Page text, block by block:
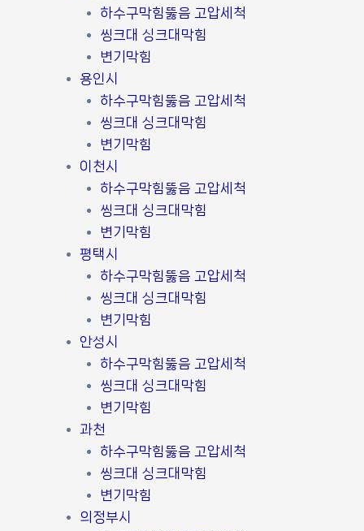
하수구막힘뚫음 고압세척
씽크대 싱크대막힘
변기막힘
용인시
하수구막힘뚫음 고압세척
씽크대 싱크대막힘
변기막힘
이천시
하수구막힘뚫음 고압세척
씽크대 싱크대막힘
변기막힘
평택시
하수구막힘뚫음 고압세척
씽크대 싱크대막힘
변기막힘
안성시
하수구막힘뚫음 고압세척
씽크대 싱크대막힘
변기막힘
과천
하수구막힘뚫음 고압세척
씽크대 싱크대막힘
변기막힘
의정부시